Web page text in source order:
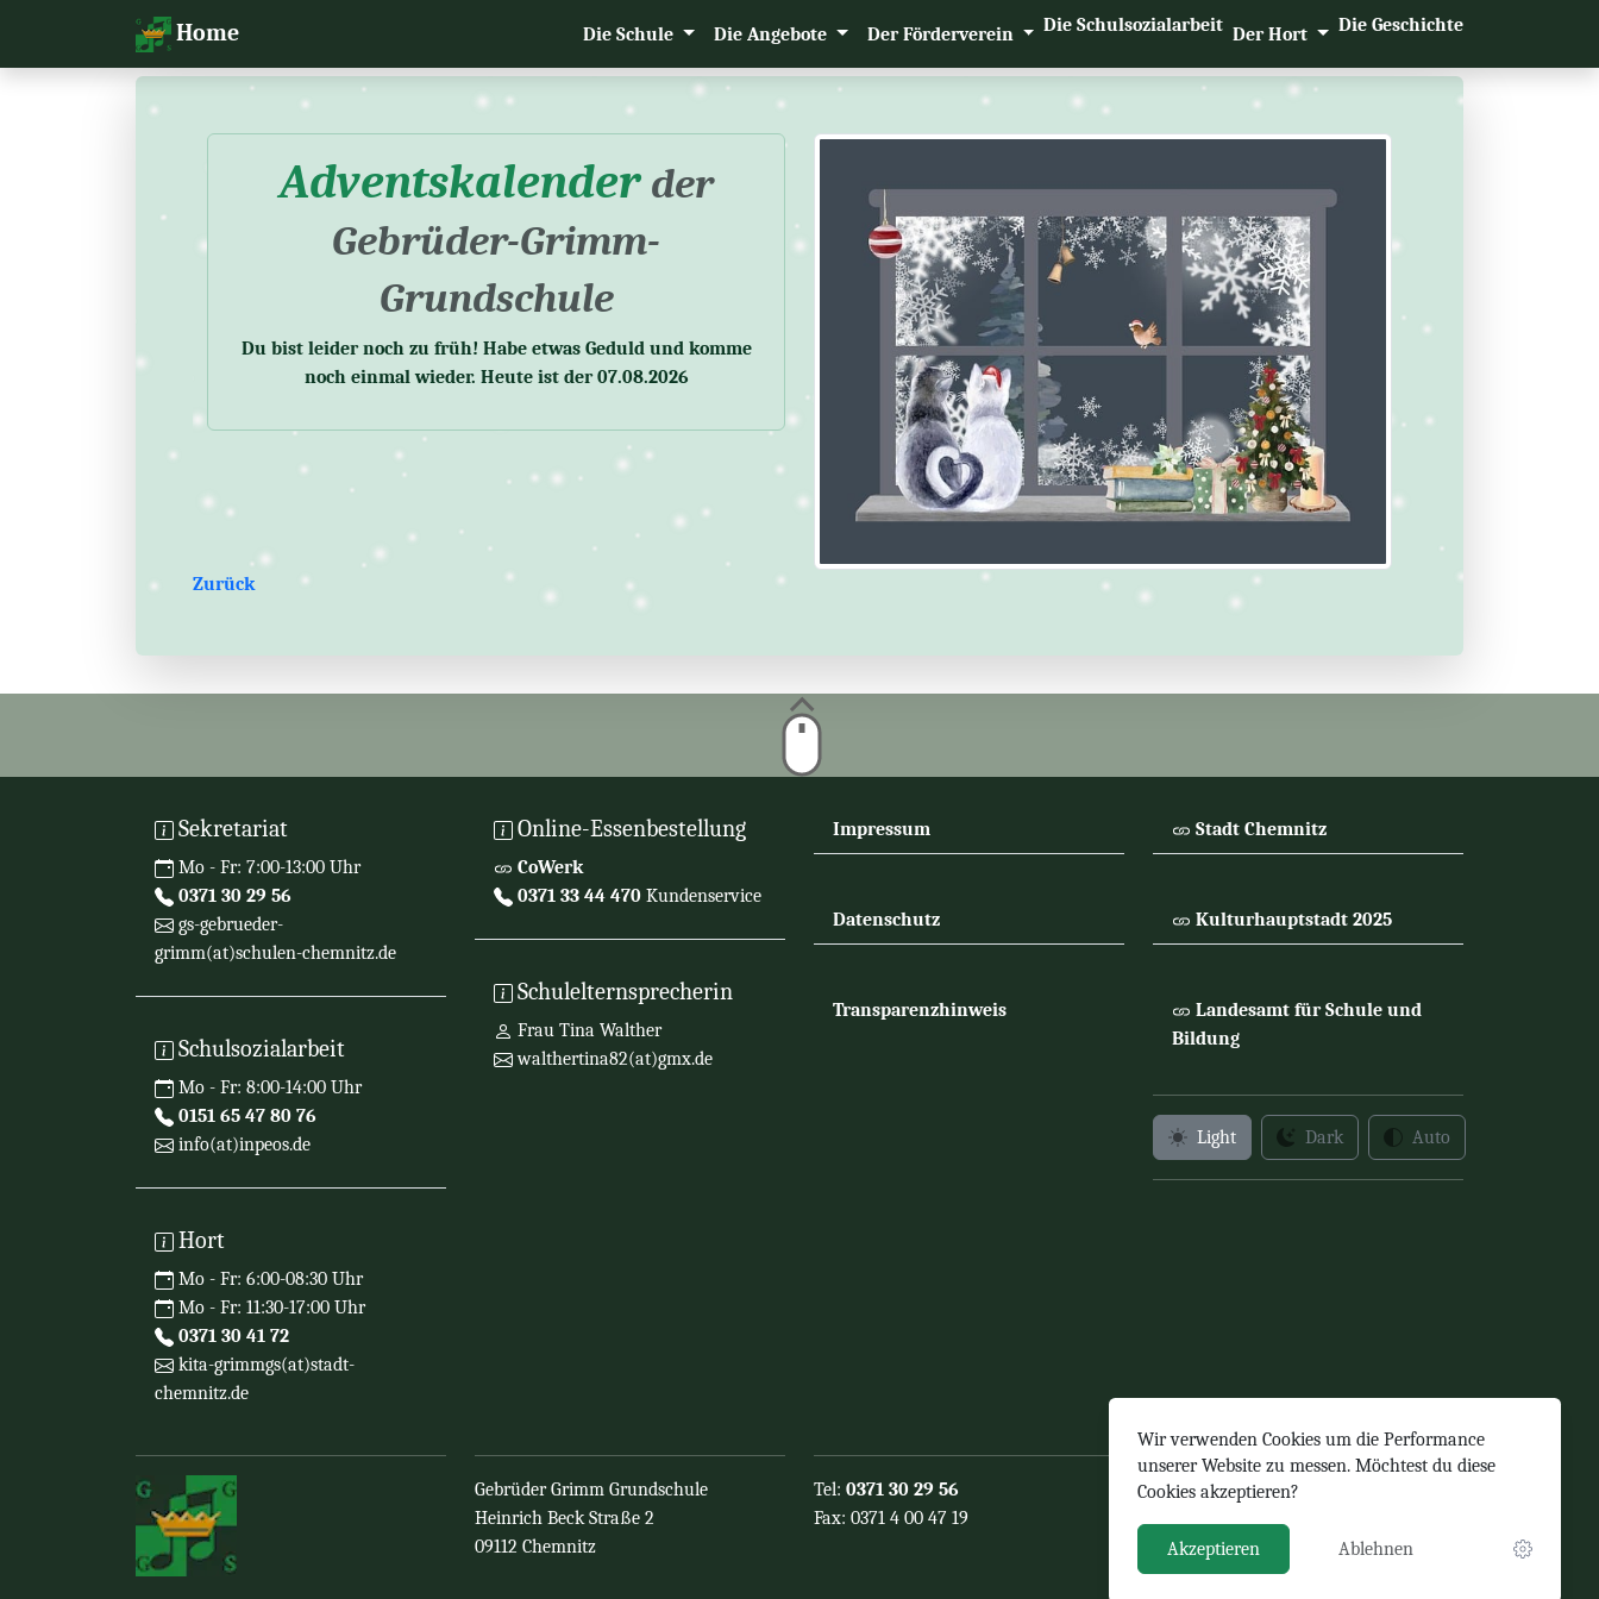
Home Die Schule Die Angebote Der Förderverein Die Schulsozialarbeit Der Hort Die Geschichte
Adventskalender der
Gebrüder-Grimm-
Grundschule
Du bist leider noch zu früh! Habe etwas Geduld und komme
noch einmal wieder. Heute ist der 07.08.2026
Zurück
Sekretariat
Mo - Fr: 7:00-13:00 Uhr
0371 30 29 56
gs-gebrueder-
grimm(at)schulen-chemnitz.de
Schulsozialarbeit
Mo - Fr: 8:00-14:00 Uhr
0151 65 47 80 76
info(at)inpeos.de
Hort
Mo - Fr: 6:00-08:30 Uhr
Mo - Fr: 11:30-17:00 Uhr
0371 30 41 72
kita-grimmgs(at)stadt-
chemnitz.de
Online-Essenbestellung
CoWerk
0371 33 44 470 Kundenservice
Schulelternsprecherin
Frau Tina Walther
walthertina82(at)gmx.de
Impressum
Datenschutz
Transparenzhinweis
Stadt Chemnitz
Kulturhauptstadt 2025
Landesamt für Schule und
Bildung
Light Dark Auto
Gebrüder Grimm Grundschule
Heinrich Beck Straße 2
09112 Chemnitz
Tel: 0371 30 29 56
Fax: 0371 4 00 47 19
gs-gebrueder-grimm(at)schulen-
www.gggs.de
Wir verwenden Cookies um die Performance
unserer Website zu messen. Möchtest du diese
Cookies akzeptieren?
Akzeptieren Ablehnen